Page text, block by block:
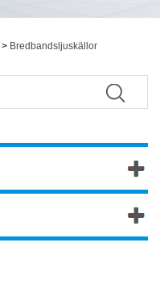
> Bredbandsljuskällor